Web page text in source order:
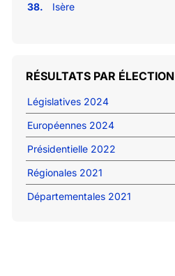
38.
Isère
RÉSULTATS PAR ÉLECTION
Législatives 2024
Européennes 2024
Présidentielle 2022
Régionales 2021
Départementales 2021